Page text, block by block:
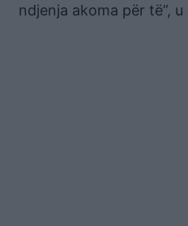
ndjenja akoma për të”,